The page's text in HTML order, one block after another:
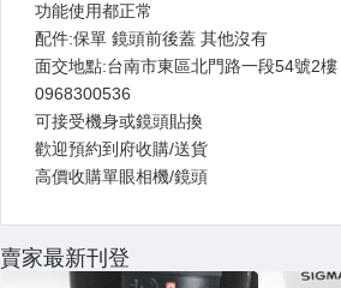
賣家最新刊登